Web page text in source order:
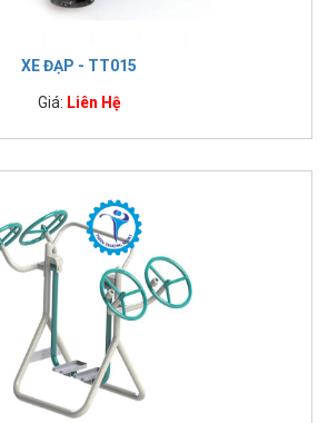
XE ĐẠP - TT015
Giá: Liên Hệ